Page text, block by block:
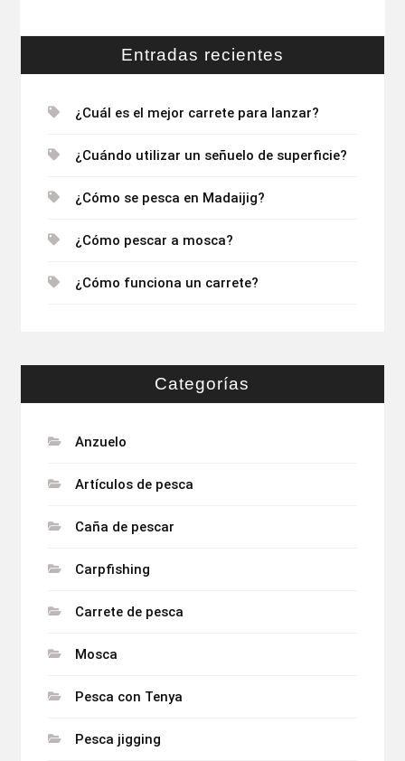
Entradas recientes
¿Cuál es el mejor carrete para lanzar?
¿Cuándo utilizar un señuelo de superficie?
¿Cómo se pesca en Madaijig?
¿Cómo pescar a mosca?
¿Cómo funciona un carrete?
Categorías
Anzuelo
Artículos de pesca
Caña de pescar
Carpfishing
Carrete de pesca
Mosca
Pesca con Tenya
Pesca jigging